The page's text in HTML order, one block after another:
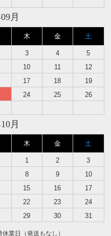
月
木 金 土
3 4
5
10 11
12
17 18
19
24 25
26
月
木 金 土
1 2
3
8 9
10
15 16
17
22 23
24
29 30 31
休業日（発送もなし）